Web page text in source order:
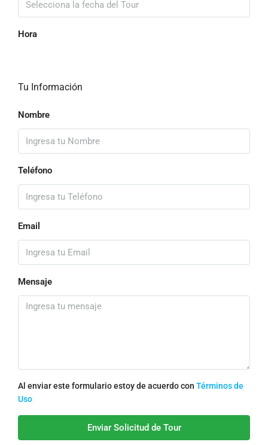
Hora
Tu Información
Nombre
Teléfono
Email
Mensaje
Al enviar este formulario estoy de acuerdo con Términos de
Uso
Enviar Solicitud de Tour